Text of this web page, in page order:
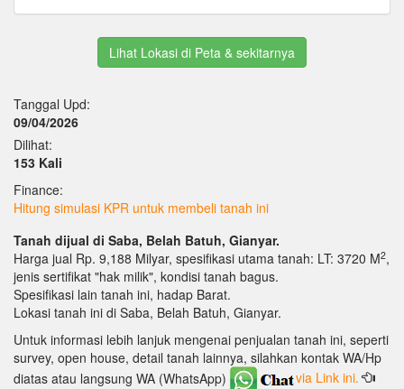
Lihat Lokasi di Peta & sekitarnya
Tanggal Upd:
09/04/2026
Dilihat:
153 Kali
Finance:
Hitung simulasi KPR untuk membeli tanah ini
Tanah dijual di Saba, Belah Batuh, Gianyar.
Harga jual Rp. 9,188 Milyar, spesifikasi utama tanah: LT: 3720 M2,
jenis sertifikat "hak milik", kondisi tanah bagus.
Spesifikasi lain tanah ini, hadap Barat.
Lokasi tanah ini di Saba, Belah Batuh, Gianyar.
Untuk informasi lebih lanjuk mengenai penjualan tanah ini, seperti
survey, open house, detail tanah lainnya, silahkan kontak WA/Hp
diatas atau langsung WA (WhatsApp)
via Link ini.